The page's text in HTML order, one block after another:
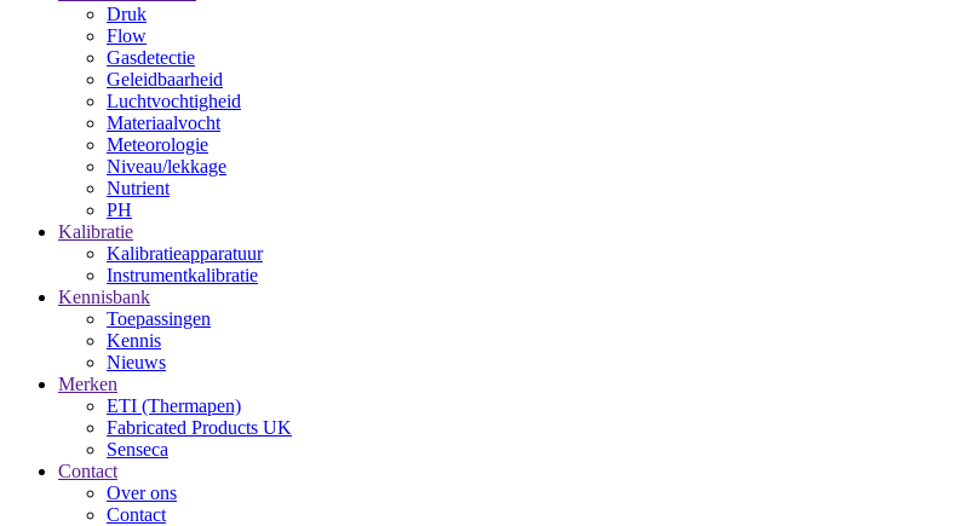
Druk
Flow
Gasdetectie
Geleidbaarheid
Luchtvochtigheid
Materiaalvocht
Meteorologie
Niveau/lekkage
Nutrient
PH
Kalibratie
Kalibratieapparatuur
Instrumentkalibratie
Kennisbank
Toepassingen
Kennis
Nieuws
Merken
ETI (Thermapen)
Fabricated Products UK
Senseca
Contact
Over ons
Contact